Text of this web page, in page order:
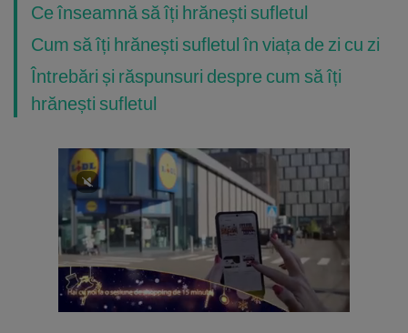
Ce înseamnă să îți hrănești sufletul
Cum să îți hrănești sufletul în viața de zi cu zi
Întrebări și răspunsuri despre cum să îți
hrănești sufletul